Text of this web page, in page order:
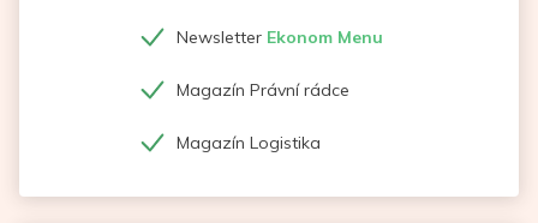
Newsletter Ekonom Menu
Magazín Právní rádce
Magazín Logistika